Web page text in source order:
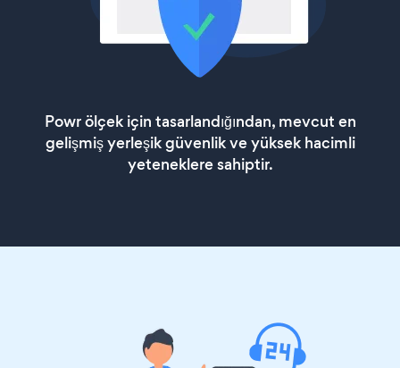
Powr ölçek için tasarlandığından, mevcut en
gelişmiş yerleşik güvenlik ve yüksek hacimli
yeteneklere sahiptir.